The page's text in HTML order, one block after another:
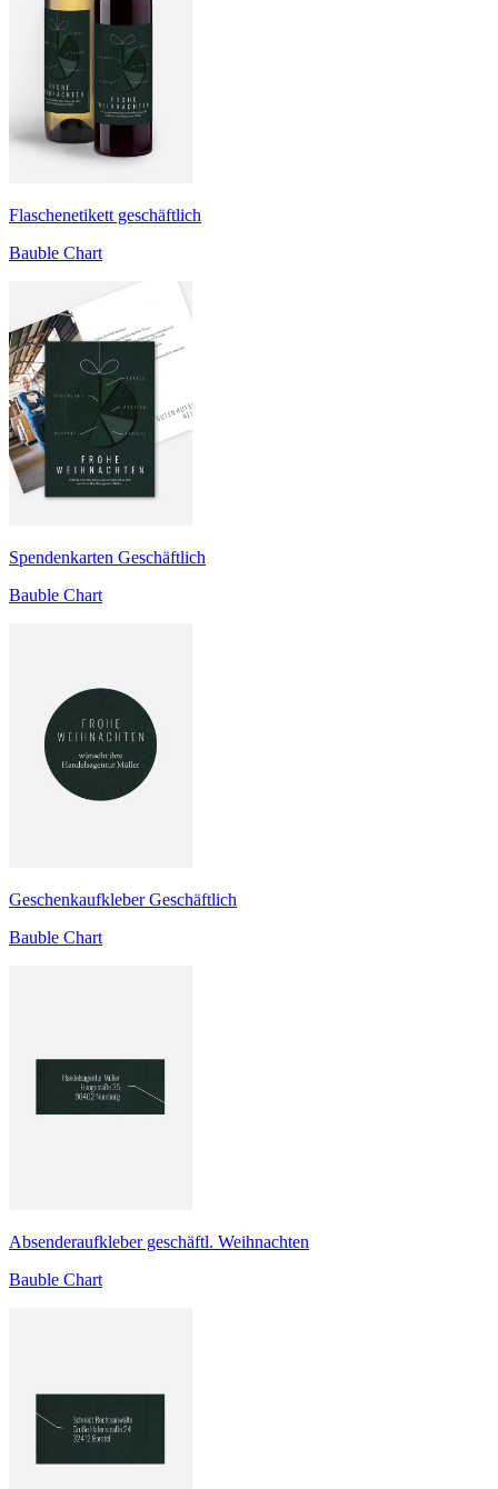
Flaschenetikett geschäftlich
Bauble Chart
Spendenkarten Geschäftlich
Bauble Chart
Geschenkaufkleber Geschäftlich
Bauble Chart
Absenderaufkleber geschäftl. Weihnachten
Bauble Chart